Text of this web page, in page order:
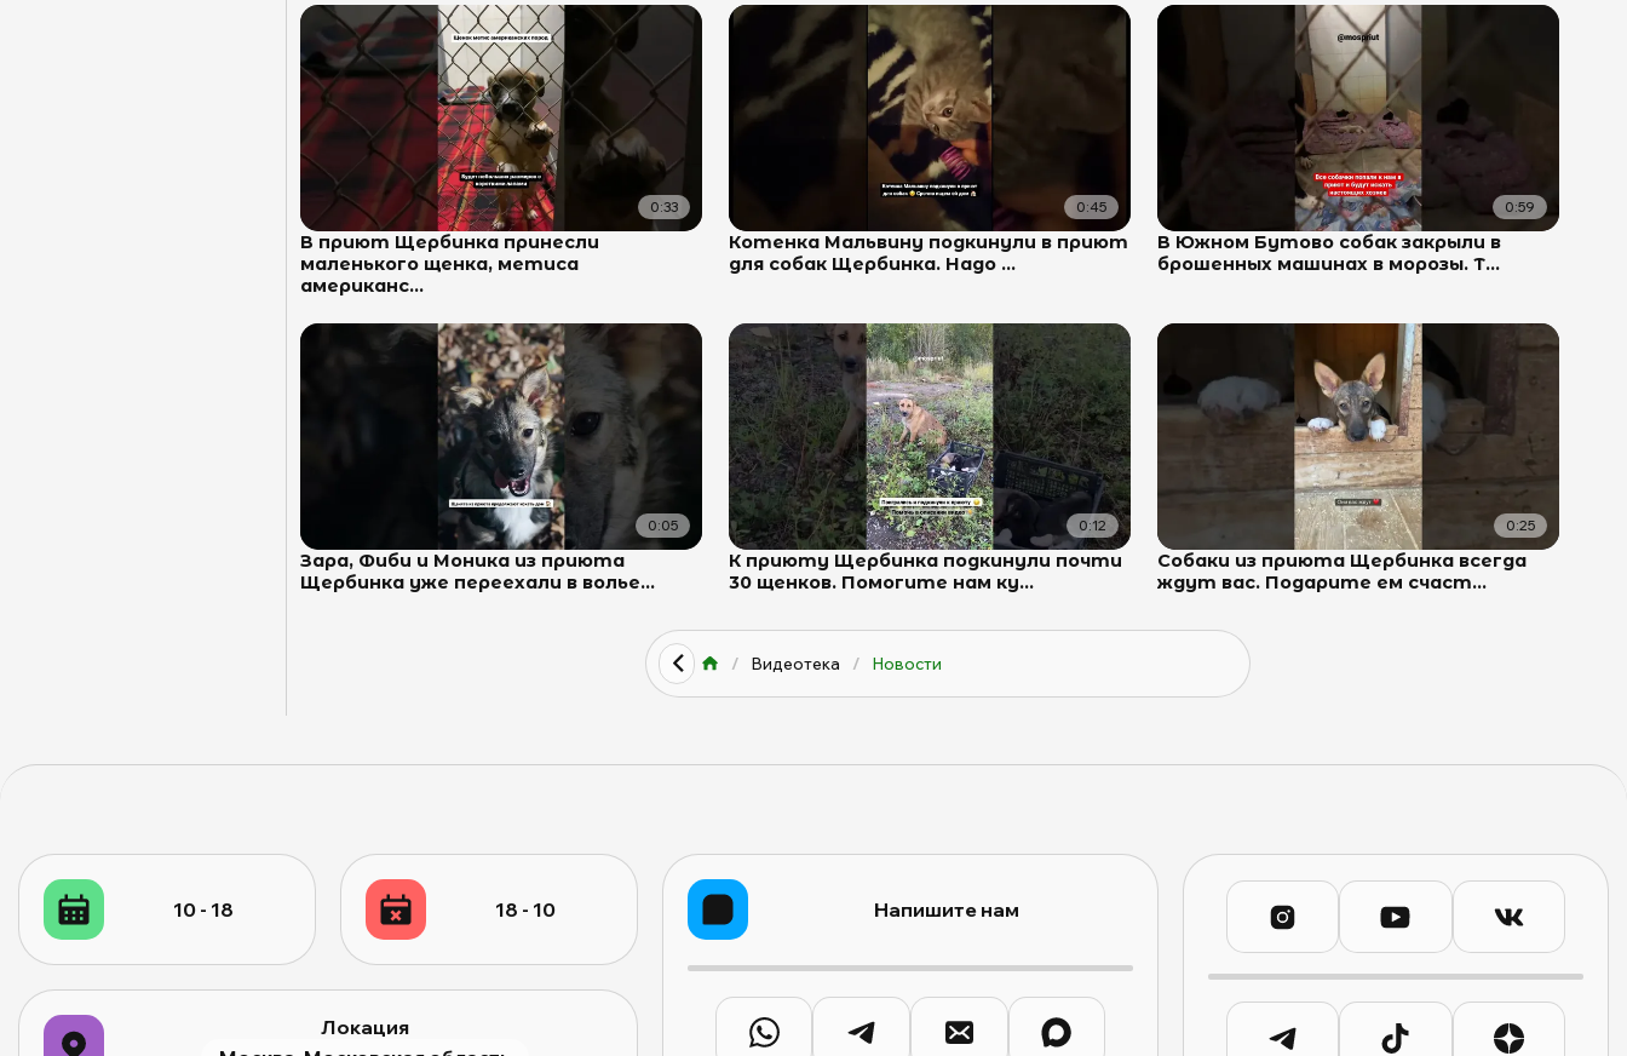
0:33
В приют Щербинка принесли
маленького щенка, метиса
американс...
0:45
Котенка Мальвину подкинули в приют
для собак Щербинка. Надо ...
0:59
В Южном Бутово собак закрыли в
брошенных машинах в морозы. Т...
0:05
Зара, Фиби и Моника из приюта
Щербинка уже переехали в волье...
0:12
К приюту Щербинка подкинули почти
30 щенков. Помогите нам ку...
0:25
Собаки из приюта Щербинка всегда
ждут вас. Подарите ем счаст...
/ Видеотека / Новости
10 - 18 18 - 10
Локация
Напишите нам